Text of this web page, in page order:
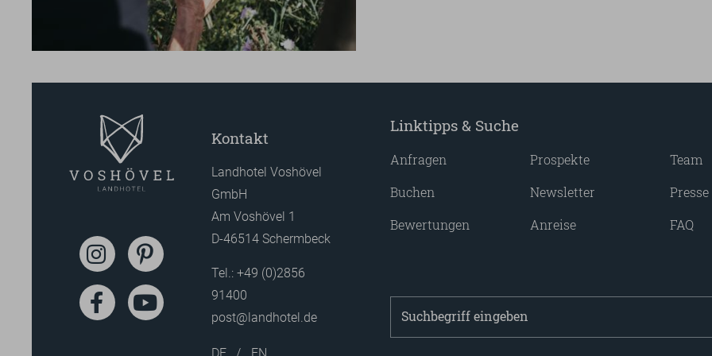
Kontakt
Landhotel Voshövel
GmbH
Am Voshövel 1
D-46514 Schermbeck
Tel.: +49 (0)2856
91400
post@landhotel.de
Linktipps & Suche
Anfragen
Buchen
Bewertungen
Prospekte
Newsletter
Anreise
Team
Presse
FAQ